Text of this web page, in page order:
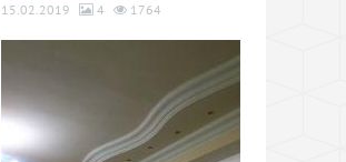
15.02.2019 4 1764